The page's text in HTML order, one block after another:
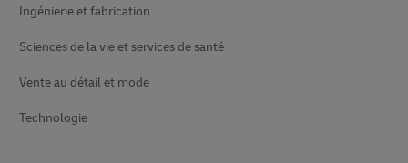
Ingénierie et fabrication
Sciences de la vie et services de santé
Vente au détail et mode
Technologie